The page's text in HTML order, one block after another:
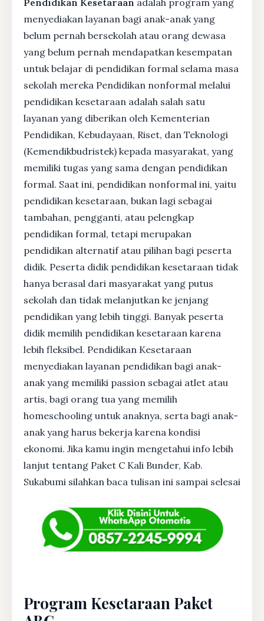
menyediakan layanan bagi anak-anak yang
belum pernah bersekolah atau orang dewasa
yang belum pernah mendapatkan kesempatan
untuk belajar di pendidikan formal selama masa
sekolah mereka Pendidikan nonformal melalui
pendidikan kesetaraan adalah salah satu
layanan yang diberikan oleh Kementerian
Pendidikan, Kebudayaan, Riset, dan Teknologi
(Kemendikbudristek) kepada masyarakat, yang
memiliki tugas yang sama dengan pendidikan
formal. Saat ini, pendidikan nonformal ini, yaitu
pendidikan kesetaraan, bukan lagi sebagai
tambahan, pengganti, atau pelengkap
pendidikan formal, tetapi merupakan
pendidikan alternatif atau pilihan bagi peserta
didik. Peserta didik pendidikan kesetaraan tidak
hanya berasal dari masyarakat yang putus
sekolah dan tidak melanjutkan ke jenjang
pendidikan yang lebih tinggi. Banyak peserta
didik memilih pendidikan kesetaraan karena
lebih fleksibel. Pendidikan Kesetaraan
menyediakan layanan pendidikan bagi anak-
anak yang memiliki passion sebagai atlet atau
artis, bagi orang tua yang memilih
homeschooling untuk anaknya, serta bagi anak-
anak yang harus bekerja karena kondisi
ekonomi. Jika kamu ingin mengetahui info lebih
lanjut tentang Paket C Kali Bunder, Kab.
Sukabumi silahkan baca tulisan ini sampai selesai
Program Kesetaraan Paket